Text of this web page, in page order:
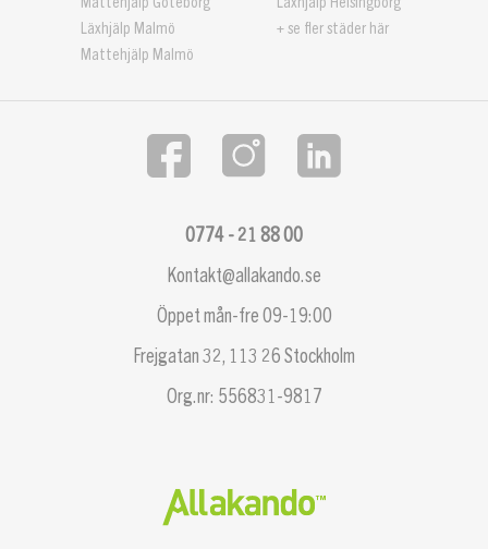
Läxhjälp Malmö
Mattehjälp Malmö
+ se fler städer här
Kontakt@allakando.se
0774 - 21 88 00
Öppet mån-fre 09-19:00
Frejgatan 32, 113 26 Stockholm
Org.nr: 556831-9817